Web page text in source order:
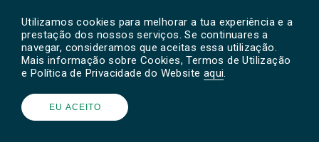
Utilizamos cookies para melhorar a tua experiência e a
prestação dos nossos serviços. Se continuares a
navegar, consideramos que aceitas essa utilização.
Mais informação sobre Cookies, Termos de Utilização
e Política de Privacidade do Website aqui.
EU ACEITO
Powered by © PAN 2026